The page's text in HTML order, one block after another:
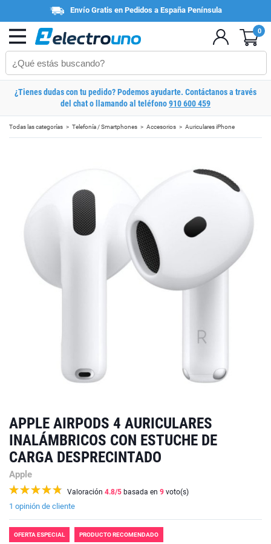
Envío Gratis en Pedidos a España Península
0
¿Tienes dudas con tu pedido? Podemos ayudarte. Contáctanos a través
del chat o llamando al teléfono910 600 459
Todas las categorías Telefonía / Smartphones Accesorios Auriculares iPhone
APPLE AIRPODS 4 AURICULARES
INALÁMBRICOS CON ESTUCHE DE
CARGA DESPRECINTADO
Apple
Valoración 4.8/5 basada en 9 voto(s)
1 opinión de cliente
OFERTA ESPECIAL PRODUCTO RECOMENDADO